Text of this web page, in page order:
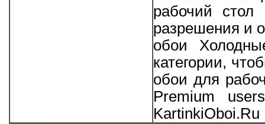
рабочий стол
разрешения и
обои
категории,
обои для
Premium
KartinkiOboi.Ru